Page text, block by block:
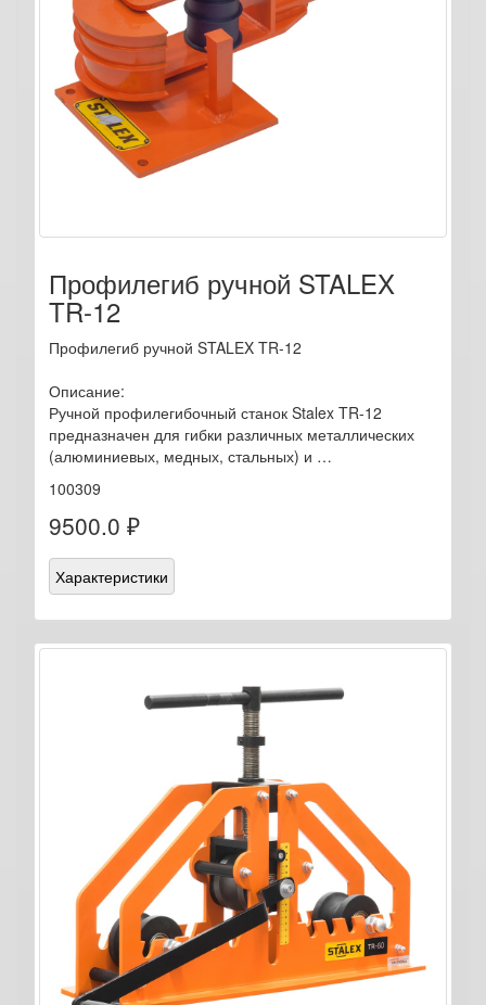
Профилегиб ручной STALEX
TR-12
Профилегиб ручной STALEX TR-12
Описание:
Ручной профилегибочный станок Stalex TR-12
предназначен для гибки различных металлических
(алюминиевых, медных, стальных) и …
100309
9500.0 ₽
Характеристики